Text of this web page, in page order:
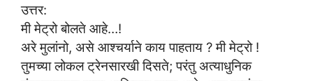
उत्तर:
मी मेट्रो बोलते आहे…!
अरे मुलांनो, असे आश्चर्याने काय पाहताय ? मी मेट्रो !
तुमच्या लोकल ट्रेनसारखी दिसते; परंतु अत्याधुनिक